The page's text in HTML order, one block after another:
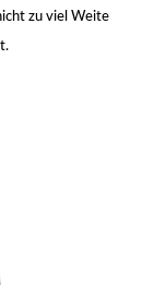
zu viel Weite